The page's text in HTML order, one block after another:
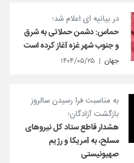
در بیانیه ای اعلام شد؛
حماس: دشمن حملاتی به شرق
و جنوب شهر غزه آغاز کرده است
جهان ۱۴۰۴/۰۵/۲۵
به مناسبت فرا رسیدن سالروز
بازگشت آزادگان؛
هشدار قاطع ستاد کل نیروهای
مسلح، به آمریکا و رژیم
صهیونیستی